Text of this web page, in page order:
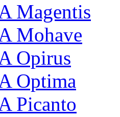
Magentis
Mohave
Opirus
Optima
Picanto